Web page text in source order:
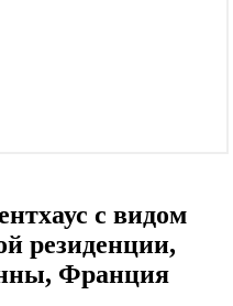
с видом
резиденции,
Франция